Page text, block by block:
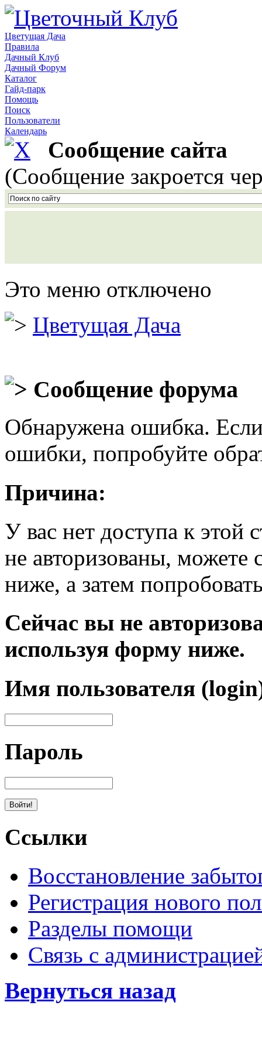
Цветущая Дача
Правила
Дачный Клуб
Дачный Форум
Каталог
Гайд-парк
Помощь
Поиск
Пользователи
Календарь
Сообщение сайта
(Сообщение закроется
Это меню отключено
Цветущая Дача
Сообщение форума
Обнаружена ошибка.
ошибки, попробуйте
Причина:
У вас нет доступа к
не авторизованы, можете
ниже, а затем
Сейчас вы не
используя форму ниже.
Имя пользователя
Пароль
Ссылки
Восстановление
Регистрация нового
Разделы помощи
Связь с
Вернуться назад